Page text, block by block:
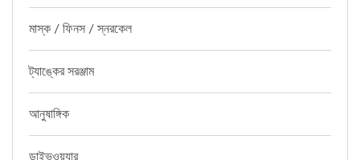
মাস্ক / ফিনস / স্নরকেল
ট্যাঙ্কের সরঞ্জাম
আনুষাঙ্গিক
ডাইভওয়্যার